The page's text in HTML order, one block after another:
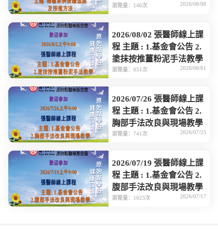
瀏覽量：146次 2026/08/08
2026/08/02 張醫師線上課
程 主題 : 1.基金會公告 2.
塗抹按推薑粉泥手法教學
瀏覽量：651次 2026/08/01
2026/07/26 張醫師線上課
程 主題 : 1.基金會公告 2.
胸部手法改良與現場教學
瀏覽量：741次 2026/07/25
2026/07/19 張醫師線上課
程 主題 : 1.基金會公告 2.
腹部手法改良與現場教學
瀏覽量：1023次 2026/07/17